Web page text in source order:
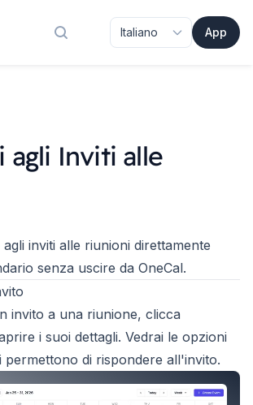
Cerca nella documentazione
App
agli Inviti alle
inviti alle riunioni direttamente
senza uscire da OneCal.
invito a una riunione, clicca
i suoi dettagli. Vedrai le opzioni
permettono di rispondere all'invito.